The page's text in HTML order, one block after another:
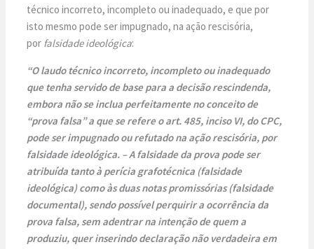
técnico incorreto, incompleto ou inadequado, e que por
isto mesmo pode ser impugnado, na ação rescisória,
por falsidade ideológica:
“O laudo técnico incorreto, incompleto ou inadequado
que tenha servido de base para a decisão rescindenda,
embora não se inclua perfeitamente no conceito de
“prova falsa” a que se refere o art. 485, inciso VI, do CPC,
pode ser impugnado ou refutado na ação rescisória, por
falsidade ideológica. – A falsidade da prova pode ser
atribuída tanto à perícia grafotécnica (falsidade
ideológica) como às duas notas promissórias (falsidade
documental), sendo possível perquirir a ocorrência da
prova falsa, sem adentrar na intenção de quem a
produziu, quer inserindo declaração não verdadeira em